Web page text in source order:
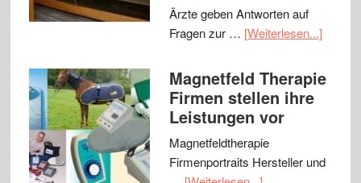
Ärzte geben Antworten auf
Fragen zur … [Weiterlesen...]
Magnetfeld Therapie
Firmen stellen ihre
Leistungen vor
Magnetfeldtherapie
Firmenportraits Hersteller und